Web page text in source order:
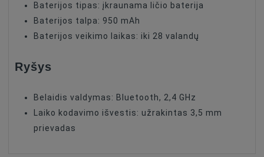
Baterijos tipas: įkraunama ličio baterija
Baterijos talpa: 950 mAh
Baterijos veikimo laikas: iki 28 valandų
Ryšys
Belaidis valdymas: Bluetooth, 2,4 GHz
Laiko kodavimo išvestis: užrakintas 3,5 mm
prievadas